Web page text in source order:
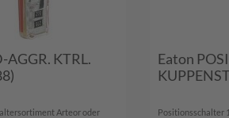
AGGR. KTRL.
Arteor oder
Eaton
Positionsschalter